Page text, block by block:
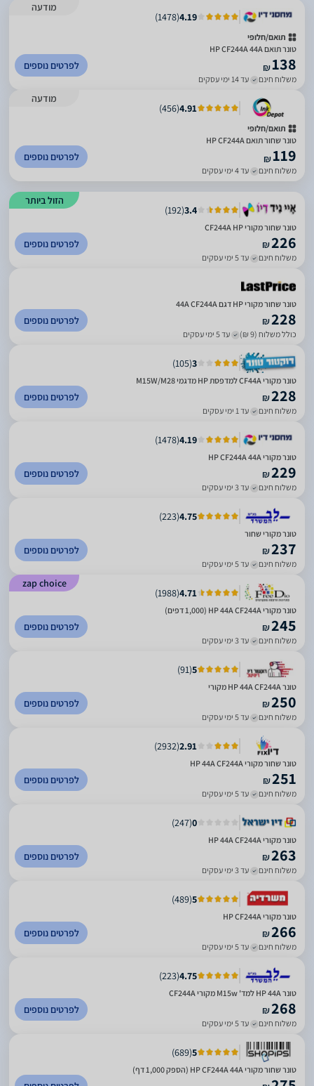
מודעה
4.19
(
1478
)
תואם/חלופי
טונר תואם HP CF244A 44A
138
₪
משלוח חינם עד 14 ימי עסקים
לפרטים נוספים
מודעה
4.91
(
456
)
תואם/חלופי
טונר שחור תואם HP CF244A
119
₪
משלוח חינם עד 4 ימי עסקים
לפרטים נוספים
הזול ביותר
3.4
(
192
)
טונר שחור מקורי CF244A HP
₪226
משלוח חינם עד 5 ימי עסקים
לפרטים נוספים
טונר שחור מקורי HP דגם 44A CF244A
₪228
כולל משלוח (9 ₪) עד 5 ימי עסקים
לפרטים נוספים
3
(
105
)
טונר מקורי CF44A למדפסת HP מדגמי M15W/M28
₪228
משלוח חינם עד 1 ימי עסקים
לפרטים נוספים
4.19
(
1478
)
טונר מקורי HP CF244A 44A
₪229
משלוח חינם עד 3 ימי עסקים
לפרטים נוספים
4.75
(
223
)
טונר מקורי שחור
₪237
משלוח חינם עד 5 ימי עסקים
לפרטים נוספים
zap choice
4.71
(
1988
)
טונר מקורי HP 44A CF244A (1,000 דפים)
₪245
משלוח חינם עד 3 ימי עסקים
לפרטים נוספים
5
(
91
)
‏טונר HP 44A CF244A מקורי
₪250
משלוח חינם עד 5 ימי עסקים
לפרטים נוספים
2.91
(
2932
)
‏טונר שחור מקורי HP 44A CF244A
₪251
משלוח חינם עד 5 ימי עסקים
לפרטים נוספים
0
(
247
)
‏טונר מקורי HP 44A CF244A
₪263
משלוח חינם עד 3 ימי עסקים
לפרטים נוספים
5
(
489
)
טונר מקורי HP CF244A
₪266
משלוח חינם עד 5 ימי עסקים
לפרטים נוספים
4.75
(
223
)
טונר HP 44A למד' M15w מקורי CF244A
₪268
משלוח חינם עד 5 ימי עסקים
לפרטים נוספים
5
(
689
)
טונר שחור מקורי HP CF244A 44A (הספק 1,000 דף)